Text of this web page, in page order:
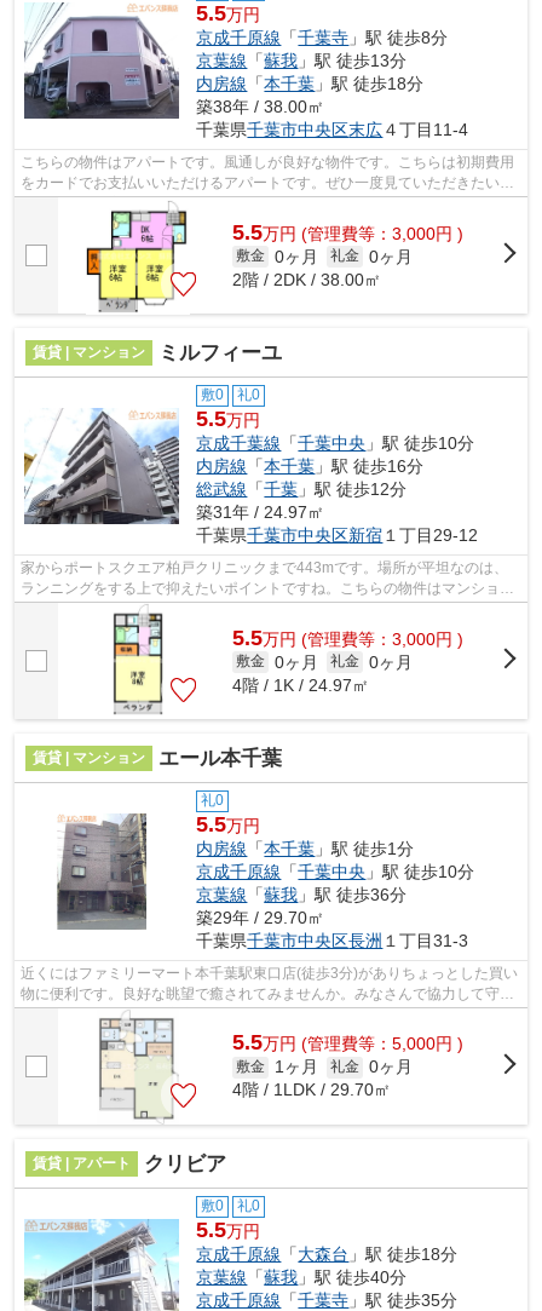
5.5万円
京成千原線 「千葉寺 」駅 徒歩8分
京葉線 「蘇我 」駅 徒歩13分
内房線 「本千葉 」駅 徒歩18分
築38年 / 38.00㎡
千葉県千葉市中央区末広４丁目11-4
こちらの物件はアパートです。風通しが良好な物件です。こちらは初期費用
をカードでお支払いいただけるアパートです。ぜひ一度見ていただきたい、
「サンセリテ永島」です。エバンス ...
5.5万円 (管理費等：3,000円 )
敷金 0ヶ月 礼金 0ヶ月
2階 / 2DK / 38.00㎡
賃貸 | マンション ミルフィーユ
敷0 礼0
5.5万円
京成千葉線 「千葉中央 」駅 徒歩10分
内房線 「本千葉 」駅 徒歩16分
総武線 「千葉 」駅 徒歩12分
築31年 / 24.97㎡
千葉県千葉市中央区新宿 １丁目29-12
家からポートスクエア柏戸クリニックまで443mです。場所が平坦なのは、
ランニングをする上で抑えたいポイントですね。こちらの物件はマンション
です。共用部には敷地内ごみ置き場・エ...
5.5万円 (管理費等：3,000円 )
敷金 0ヶ月 礼金 0ヶ月
4階 / 1K / 24.97㎡
賃貸 | マンション エール本千葉
礼0
5.5万円
内房線 「本千葉 」駅 徒歩1分
京成千原線 「千葉中央 」駅 徒歩10分
京葉線 「蘇我 」駅 徒歩36分
築29年 / 29.70㎡
千葉県千葉市中央区長洲 １丁目31-3
近くにはファミリーマート本千葉駅東口店(徒歩3分)がありちょっとした買い
物に便利です。良好な眺望で癒されてみませんか。みなさんで協力して守っ
ていく防犯強化地域は安心ですね。こ...
5.5万円 (管理費等：5,000円 )
敷金 1ヶ月 礼金 0ヶ月
4階 / 1LDK / 29.70㎡
賃貸 | アパート クリビア
敷0 礼0
5.5万円
京成千原線 「大森台 」駅 徒歩18分
京葉線 「蘇我 」駅 徒歩40分
京成千原線 「千葉寺 」駅 徒歩35分